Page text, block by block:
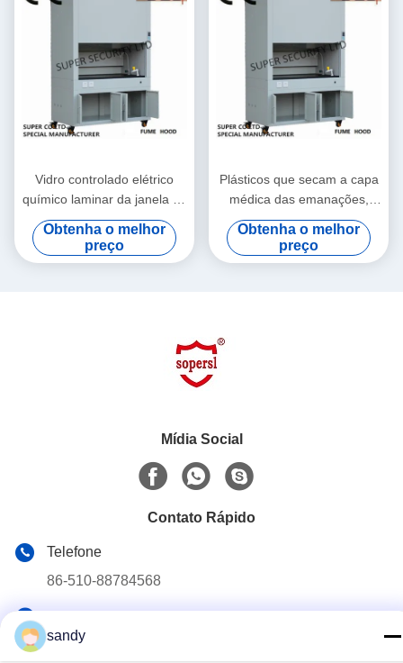
Vidro controlado elétrico
químico laminar da janela de
vidro das capas das
emanações do laboratório
Obtenha o melhor
preço
Plásticos que secam a capa
médica das emanações,
capas das emanações de
exaustão para o laboratório
químico
Obtenha o melhor
preço
Mídia Social
Contato Rápido
Telefone
86-510-88784568
sandy@cnsupersecurity.com
sandy